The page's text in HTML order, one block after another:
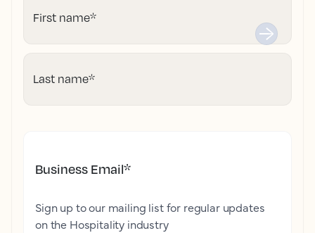
First name*
Last name*
Business Email*
Sign up to our mailing list for regular updates
on the Hospitality industry